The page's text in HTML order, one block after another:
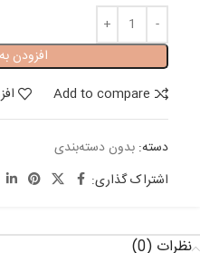
افزودن
Add to compare
دسته: بدون دسته‌بندی
اشتراک گذاری:
نظرات (0)